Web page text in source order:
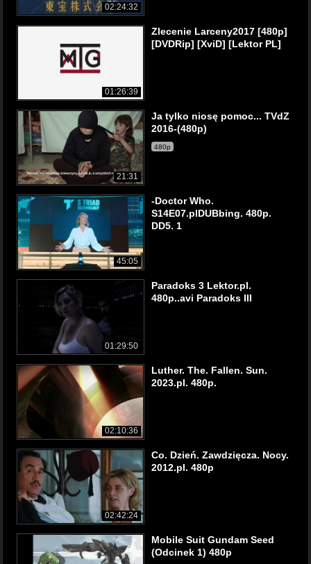
02:24:32
01:26:39
Zlecenie Larceny2017 [480p]
[DVDRip] [XviD] [Lektor PL]
21:31
Ja tylko niosę pomoc... TVdZ
2016-(480p)
480p
45:05
-Doctor Who.
S14E07.plDUBbing. 480p.
DD5. 1
01:29:50
Paradoks 3 Lektor.pl.
480p..avi Paradoks III
02:10:36
Luther. The. Fallen. Sun.
2023.pl. 480p.
02:42:24
Co. Dzień. Zawdzięcza. Nocy.
2012.pl. 480p
Mobile Suit Gundam Seed
(Odcinek 1) 480p